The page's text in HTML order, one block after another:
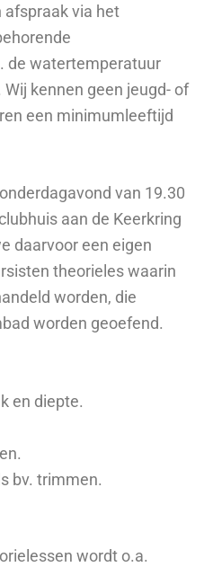
afspraak via het
de watertemperatuur
kennen geen jeugd- of
een minimumleeftijd
van 19.30
aan de Keerkring
daarvoor een eigen
theorieles waarin
worden, die
worden geoefend.
en diepte.
bv. trimmen.
wordt o.a.